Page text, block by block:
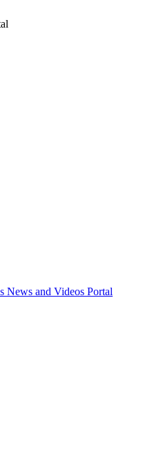
News and Videos Portal